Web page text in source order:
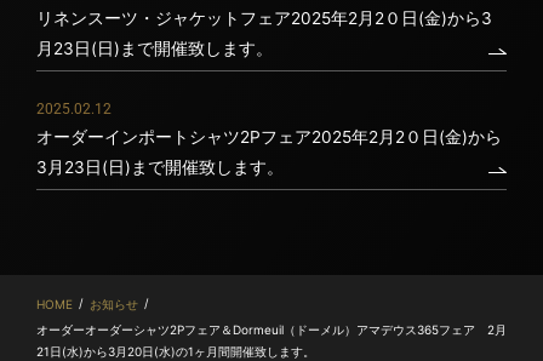
リネンスーツ・ジャケットフェア2025年2月2０日(金)から3
月23日(日)まで開催致します。
2025.02.12
オーダーインポートシャツ2Pフェア2025年2月2０日(金)から
3月23日(日)まで開催致します。
HOME / お知らせ /
オーダーオーダーシャツ2Pフェア＆Dormeuil（ドーメル）アマデウス365フェア 2月
21日(水)から3月20日(水)の1ヶ月間開催致します。